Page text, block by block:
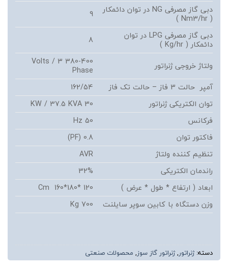
دبی گاز مصرفی NG در توان دائمکار
( Nm3/hr )
9
دبی گاز مصرفی LPG در توان
دائمکار ( Kg/hr ) 8
ولتاژ خروجی ژنراتور 380-400 Volts / 3
Phase
آمپر حالت 3 فاز – حالت تک فاز
162/54
توان الکتریکی ژنراتور
30 KW / 37.5 KVA
فرکانس
50 Hz
فاکتور توان
0.8 (PF)
تنظیم کننده ولتاژ
AVR
راندمان الکتریکی
32%
ابعاد ( ارتفاع * طول * عرض )
120 *180*160 Cm
وزن دستگاه با کابین سوپر سایلنت
700 Kg
دسته: ژنراتور,ژنراتور گاز سوز, محصولات صنعتی